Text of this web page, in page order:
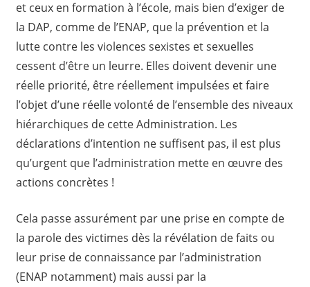
et ceux en formation à l’école, mais bien d’exiger de
la DAP, comme de l’ENAP, que la prévention et la
lutte contre les violences sexistes et sexuelles
cessent d’être un leurre. Elles doivent devenir une
réelle priorité, être réellement impulsées et faire
l’objet d’une réelle volonté de l’ensemble des niveaux
hiérarchiques de cette Administration. Les
déclarations d’intention ne suffisent pas, il est plus
qu’urgent que l’administration mette en œuvre des
actions concrètes !
Cela passe assurément par une prise en compte de
la parole des victimes dès la révélation de faits ou
leur prise de connaissance par l’administration
(ENAP notamment) mais aussi par la